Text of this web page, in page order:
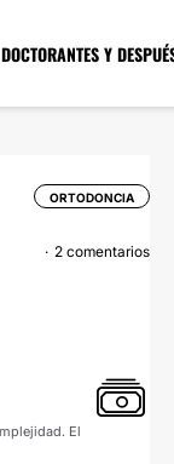
ANTES Y
ORTODONCIA
2 comentarios
El